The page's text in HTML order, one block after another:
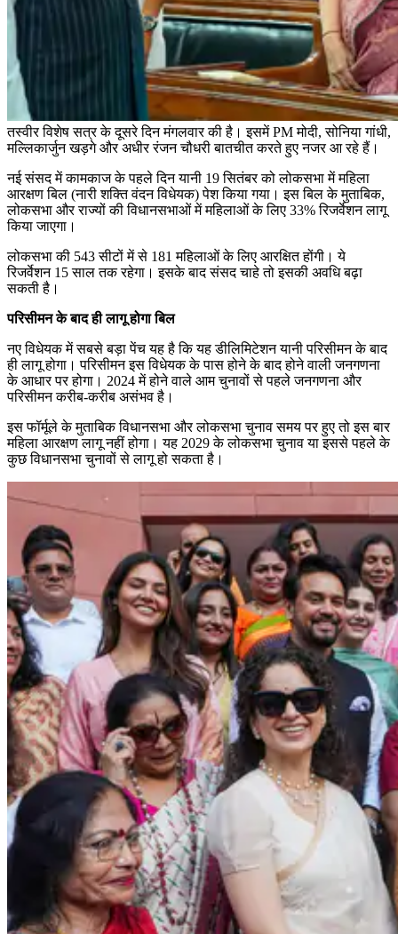
तस्वीर विशेष सत्र के दूसरे दिन मंगलवार की है। इसमें PM मोदी, सोनिया गांधी,
मल्लिकार्जुन खड़गे और अधीर रंजन चौधरी बातचीत करते हुए नजर आ रहे हैं।
नई संसद में कामकाज के पहले दिन यानी 19 सितंबर को लोकसभा में महिला
आरक्षण बिल (नारी शक्ति वंदन विधेयक) पेश किया गया। इस बिल के मुताबिक,
लोकसभा और राज्यों की विधानसभाओं में महिलाओं के लिए 33% रिजर्वेशन लागू
किया जाएगा।
लोकसभा की 543 सीटों में से 181 महिलाओं के लिए आरक्षित होंगी। ये
रिजर्वेशन 15 साल तक रहेगा। इसके बाद संसद चाहे तो इसकी अवधि बढ़ा
सकती है।
परिसीमन के बाद ही लागू होगा बिल
नए विधेयक में सबसे बड़ा पेंच यह है कि यह डीलिमिटेशन यानी परिसीमन के बाद
ही लागू होगा। परिसीमन इस विधेयक के पास होने के बाद होने वाली जनगणना
के आधार पर होगा। 2024 में होने वाले आम चुनावों से पहले जनगणना और
परिसीमन करीब-करीब असंभव है।
इस फॉर्मूले के मुताबिक विधानसभा और लोकसभा चुनाव समय पर हुए तो इस बार
महिला आरक्षण लागू नहीं होगा। यह 2029 के लोकसभा चुनाव या इससे पहले के
कुछ विधानसभा चुनावों से लागू हो सकता है।